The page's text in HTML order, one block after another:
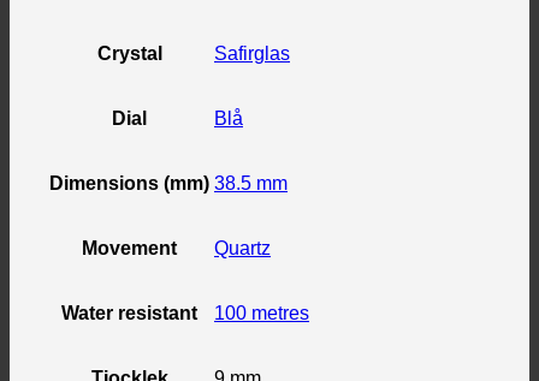
Crystal Safirglas
Dial Blå
Dimensions (mm) 38.5 mm
Movement Quartz
Water resistant 100 metres